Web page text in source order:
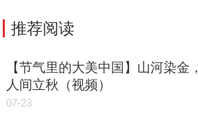
推荐阅读
【节气里的大美中国】山河染金，
人间立秋（视频）
07-23